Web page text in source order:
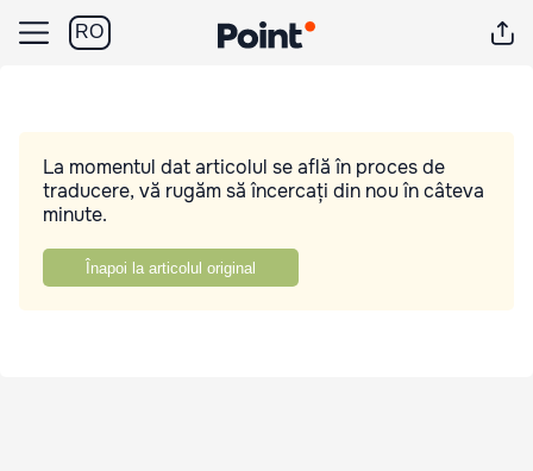
RO
La momentul dat articolul se află în proces de
traducere, vă rugăm să încercați din nou în câteva
minute.
Înapoi la articolul original